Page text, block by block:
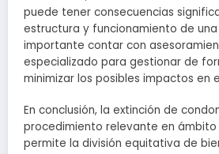
puede tener consecuencias
estructura y funcionamiento de una
importante contar con
especializado para gestionar de
minimizar los posibles impactos en
En conclusión, la extinción de
procedimiento relevante en ámbito
permite la división equitativa de